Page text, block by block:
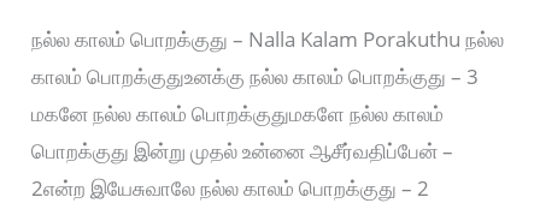
நல்ல காலம் பொறக்குது – Nalla Kalam Porakuthu நல்ல
காலம் பொறக்குதுஉனக்கு நல்ல காலம் பொறக்குது – 3
மகனே நல்ல காலம் பொறக்குதுமகளே நல்ல காலம்
பொறக்குது இன்று முதல் உன்னை ஆசீர்வதிப்பேன் –
2என்ற இயேசுவாலே நல்ல காலம் பொறக்குது – 2